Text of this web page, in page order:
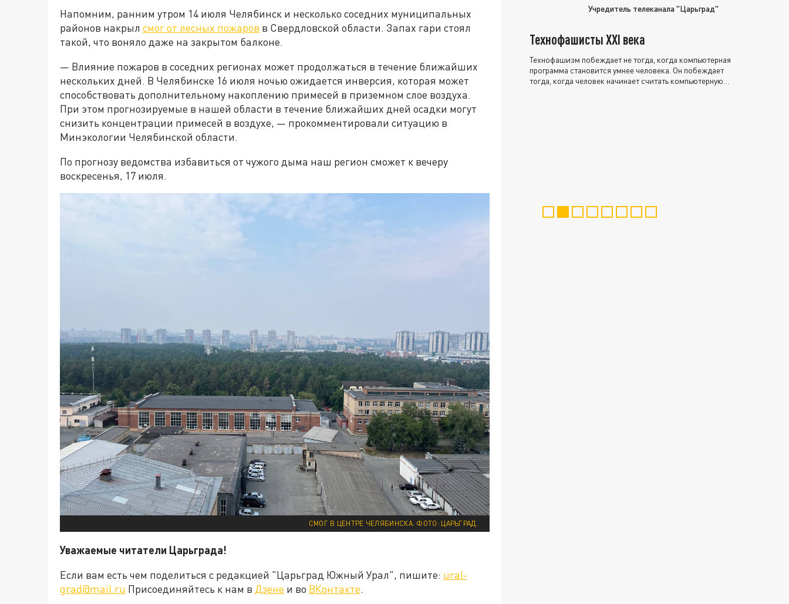
Напомним, ранним утром 14 июля Челябинск и несколько соседних муниципальных
районов накрыл смог от лесных пожаров в Свердловской области. Запах гари стоял
такой, что воняло даже на закрытом балконе.
— Влияние пожаров в соседних регионах может продолжаться в течение ближайших
нескольких дней. В Челябинске 16 июля ночью ожидается инверсия, которая может
способствовать дополнительному накоплению примесей в приземном слое воздуха.
При этом прогнозируемые в нашей области в течение ближайших дней осадки могут
снизить концентрации примесей в воздухе, — прокомментировали ситуацию в
Минэкологии Челябинской области.
По прогнозу ведомства избавиться от чужого дыма наш регион сможет к вечеру
воскресенья, 17 июля.
СМОГ В ЦЕНТРЕ ЧЕЛЯБИНСКА. ФОТО: ЦАРЬГРАД.
Уважаемые читатели Царьграда!
Если вам есть чем поделиться с редакцией "Царьград Южный Урал", пишите: ural-
grad@mail.ru Присоединяйтесь к нам в Дзене и во ВКонтакте.
Учредитель телеканала "Царьград"
Технофашисты XXI века
Технофашизм побеждает не тогда, когда компьютерная
программа становится умнее человека. Он побеждает
тогда, когда человек начинает считать компьютерную